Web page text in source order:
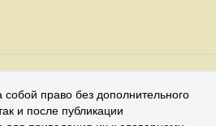
собой право без дополнительного
и после публикации